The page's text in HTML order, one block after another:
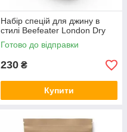
Набір спецій для джину в
стилі Beefeater London Dry
Готово до відправки
230 ₴
Купити